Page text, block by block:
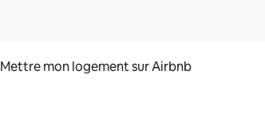
Mettre mon logement sur Airbnb